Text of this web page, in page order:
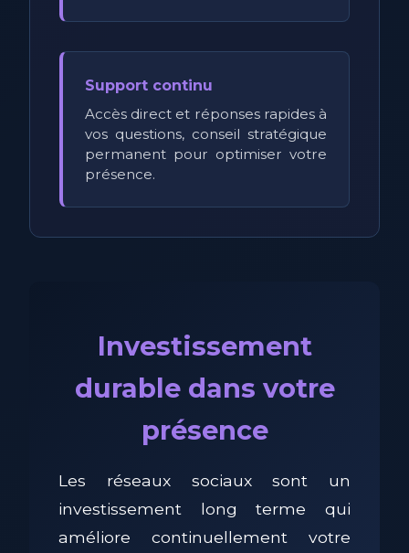
Support continu
Accès direct et réponses rapides à
vos questions, conseil stratégique
permanent pour optimiser votre
présence.
Investissement
durable dans votre
présence
Les réseaux sociaux sont un
investissement long terme qui
améliore continuellement votre